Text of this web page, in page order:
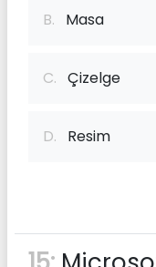
B. Masa
C. Çizelge
D. Resim